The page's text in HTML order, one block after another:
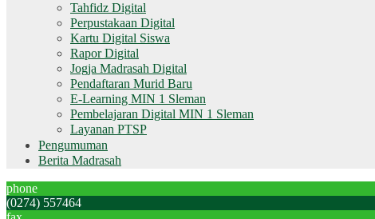
Tahfidz Digital
Perpustakaan Digital
Kartu Digital Siswa
Rapor Digital
Jogja Madrasah Digital
Pendaftaran Murid Baru
E-Learning MIN 1 Sleman
Pembelajaran Digital MIN 1 Sleman
Layanan PTSP
Pengumuman
Berita Madrasah
phone
(0274) 557464